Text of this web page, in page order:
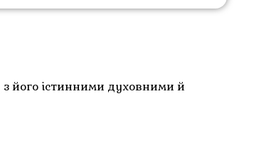
його істинними духовними й